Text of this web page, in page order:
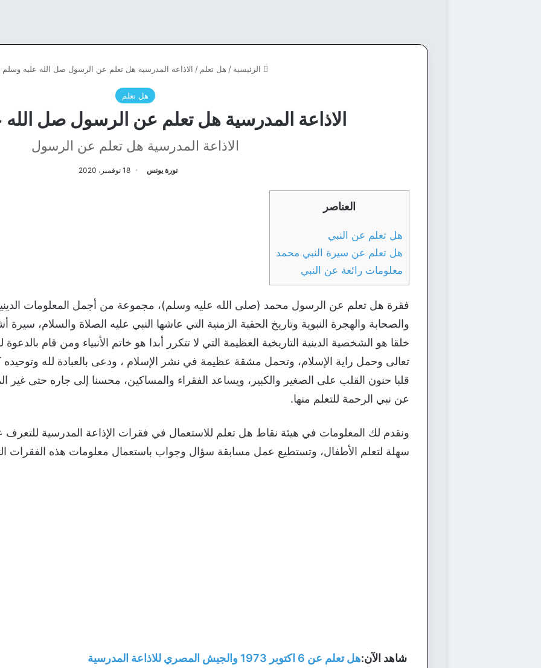
الرئيسية / هل تعلم / الاذاعة المدرسية هل تعلم عن الرسول صل الله عليه وسلم
هل تعلم
الاذاعة المدرسية هل تعلم عن الرسول صل
الاذاعة المدرسية هل تعلم عن الرسول
نورة يونس 18 نوفمبر، 2020
العناصر
هل تعلم عن النبي
هل تعلم عن سيرة النبي محمد
معلومات رائعة عن النبي
فقرة هل تعلم عن الرسول محمد (صلى الله عليه وسلم)، مجموعة من أجمل المعلومات
والصحابة والهجرة النبوية وتاريخ الحقبة الزمنية التي عاشها النبي عليه الصلاة والسلام،
خلقا هو الشخصية الدينية التاريخية العظيمة التي لا تتكرر أبدا هو خاتم الأنبياء ومن قام بالدعوة
تعالى وحمل راية الإسلام، وتحمل مشقة عظيمة في نشر الإسلام ، ودعى بالعبادة لله وتوحيده
قلبا حنون القلب على الصغير والكبير، ويساعد الفقراء والمساكين، محسنا إلى جاره حتى غير
عن نبي الرحمة للتعلم منها.
ونقدم لك المعلومات في هيئة نقاط هل تعلم للاستعمال في فقرات الإذاعة المدرسية
سهلة لتعلم الأطفال، وتستطيع عمل مسابقة سؤال وجواب باستعمال معلومات هذه الفقرات
شاهد الآن:هل تعلم عن 6 اكتوبر 1973 والجيش المصري للاذاعة المدرسية